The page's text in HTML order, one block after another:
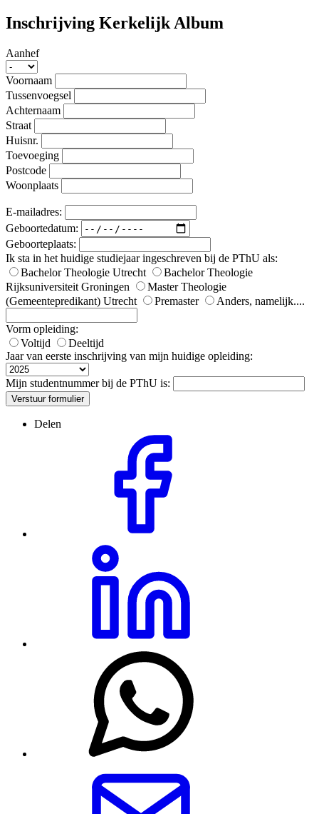
Inschrijving Kerkelijk Album
Aanhef
Voornaam
Tussenvoegsel
Achternaam
Straat
Huisnr.
Toevoeging
Postcode
Woonplaats
E-mailadres:
Geboortedatum:
Geboorteplaats:
Ik sta in het huidige studiejaar ingeschreven bij de PThU als:
Bachelor Theologie Utrecht
Bachelor Theologie
Rijksuniversiteit Groningen
Master Theologie
(Gemeentepredikant) Utrecht
Premaster Anders, namelijk....
Vorm opleiding:
Voltijd
Deeltijd
Jaar van eerste inschrijving van mijn huidige opleiding:
Mijn studentnummer bij de PThU is:
Verstuur formulier
Delen